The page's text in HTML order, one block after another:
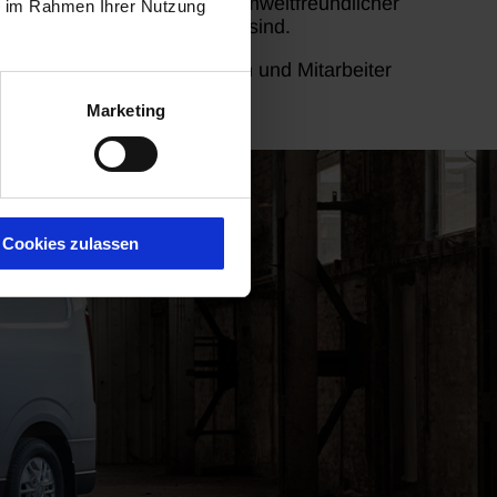
Rahmen Ihrer Nutzung
Marketing
Cookies zulassen
auch umweltfreundlich sind.
Mitarbeiterinnen und Mitarbeiter